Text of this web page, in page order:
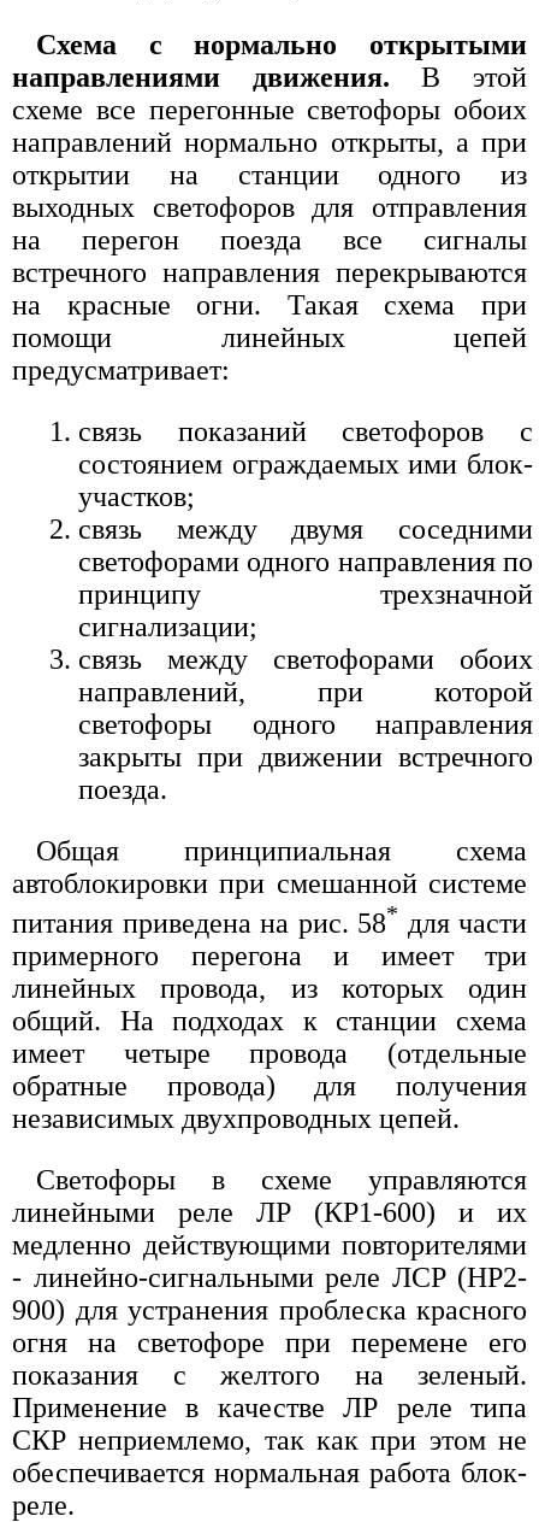
Схема с нормально открытыми
направлениями движения. В этой
схеме все перегонные светофоры обоих
направлений нормально открыты, а при
открытии на станции одного из
выходных светофоров для отправления
на перегон поезда все сигналы
встречного направления перекрываются
на красные огни. Такая схема при
помощи линейных цепей
предусматривает:
связь показаний светофоров с
состоянием ограждаемых ими блок-
участков;
связь между двумя соседними
светофорами одного направления по
принципу трехзначной
сигнализации;
связь между светофорами обоих
направлений, при которой
светофоры одного направления
закрыты при движении встречного
поезда.
Общая принципиальная схема
автоблокировки при смешанной системе
питания приведена на рис. 58* для части
примерного перегона и имеет три
линейных провода, из которых один
общий. На подходах к станции схема
имеет четыре провода (отдельные
обратные провода) для получения
независимых двухпроводных цепей.
Светофоры в схеме управляются
линейными реле ЛР (КР1-600) и их
медленно действующими повторителями
- линейно-сигнальными реле ЛСР (НР2-
900) для устранения проблеска красного
огня на светофоре при перемене его
показания с желтого на зеленый.
Применение в качестве ЛР реле типа
СКР неприемлемо, так как при этом не
обеспечивается нормальная работа блок-
реле.